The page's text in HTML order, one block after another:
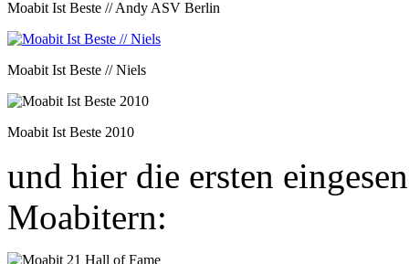
Moabit Ist Beste // Andy ASV Berlin
Moabit Ist Beste // Niels
Moabit Ist Beste 2010
und hier die ersten
Moabitern: